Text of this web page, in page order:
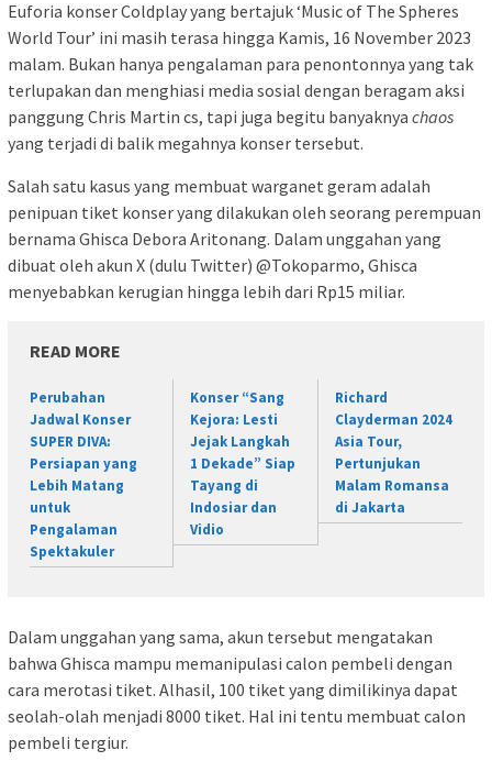
Euforia konser Coldplay yang bertajuk ‘Music of The Spheres
World Tour’ ini masih terasa hingga Kamis, 16 November 2023
malam. Bukan hanya pengalaman para penontonnya yang tak
terlupakan dan menghiasi media sosial dengan beragam aksi
panggung Chris Martin cs, tapi juga begitu banyaknya chaos
yang terjadi di balik megahnya konser tersebut.
Salah satu kasus yang membuat warganet geram adalah
penipuan tiket konser yang dilakukan oleh seorang perempuan
bernama Ghisca Debora Aritonang. Dalam unggahan yang
dibuat oleh akun X (dulu Twitter) @Tokoparmo, Ghisca
menyebabkan kerugian hingga lebih dari Rp15 miliar.
READ MORE
Perubahan
Jadwal Konser
SUPER DIVA:
Persiapan yang
Lebih Matang
untuk
Pengalaman
Spektakuler
Konser “Sang
Kejora: Lesti
Jejak Langkah
1 Dekade” Siap
Tayang di
Indosiar dan
Vidio
Richard
Clayderman 2024
Asia Tour,
Pertunjukan
Malam Romansa
di Jakarta
Dalam unggahan yang sama, akun tersebut mengatakan
bahwa Ghisca mampu memanipulasi calon pembeli dengan
cara merotasi tiket. Alhasil, 100 tiket yang dimilikinya dapat
seolah-olah menjadi 8000 tiket. Hal ini tentu membuat calon
pembeli tergiur.